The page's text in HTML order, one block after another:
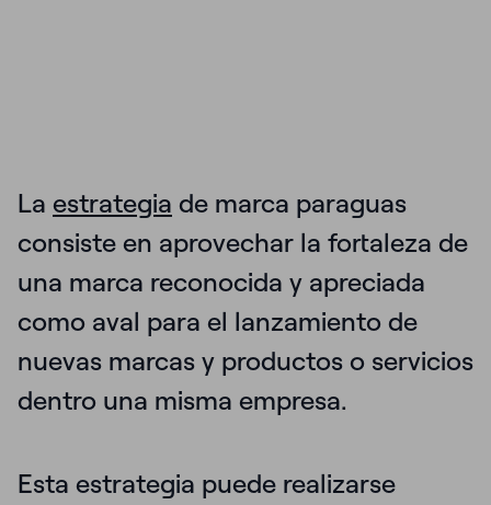
La estrategia de marca paraguas
consiste en aprovechar la fortaleza de
una marca reconocida y apreciada
como aval para el lanzamiento de
nuevas marcas y productos o servicios
dentro una misma empresa.
Esta estrategia puede realizarse